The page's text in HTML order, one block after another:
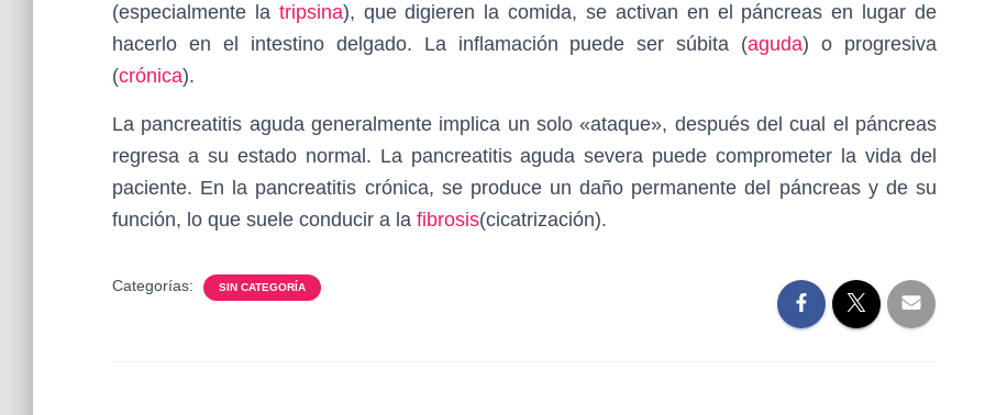
(especialmente la tripsina), que digieren la comida, se activan en el páncreas en lugar de
hacerlo en el intestino delgado. La inflamación puede ser súbita (aguda) o progresiva
(crónica).
La pancreatitis aguda generalmente implica un solo «ataque», después del cual el páncreas
regresa a su estado normal. La pancreatitis aguda severa puede comprometer la vida del
paciente. En la pancreatitis crónica, se produce un daño permanente del páncreas y de su
función, lo que suele conducir a la fibrosis(cicatrización).
Categorías: SIN CATEGORÍA